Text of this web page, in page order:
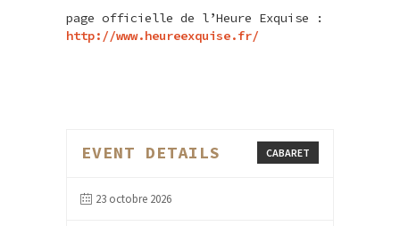
page officielle de l’Heure Exquise :
http://www.heureexquise.fr/
CABARET
EVENT DETAILS
23 octobre 2026